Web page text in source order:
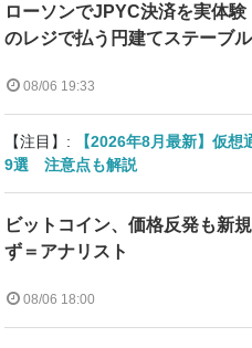
ローソンでJPYC決済を実体
のレジで払う円建てステーブ
08/06 19:33
【注目】:
【2026年8月最新】仮
9選 注意点も解説
ビットコイン、価格反発も新
ず＝アナリスト
08/06 18:00